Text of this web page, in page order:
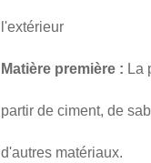
l'extérieur
Matière première : La
partir de ciment, de
d'autres matériaux.